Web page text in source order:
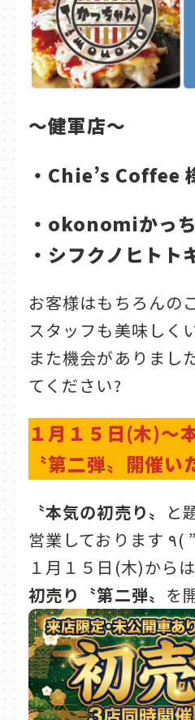
～健軍店～
・Chie’s Coffee
・okonomiかっ
・シフクノヒトト
お客様はもちろんの
スタッフも美味しく
また機会がありまし
てください?
１月１５日(木)～
〝第二弾〟開催い
〝本気の初売り〟
と
１月１５日(木)からは
初売り〝第二弾〟 を